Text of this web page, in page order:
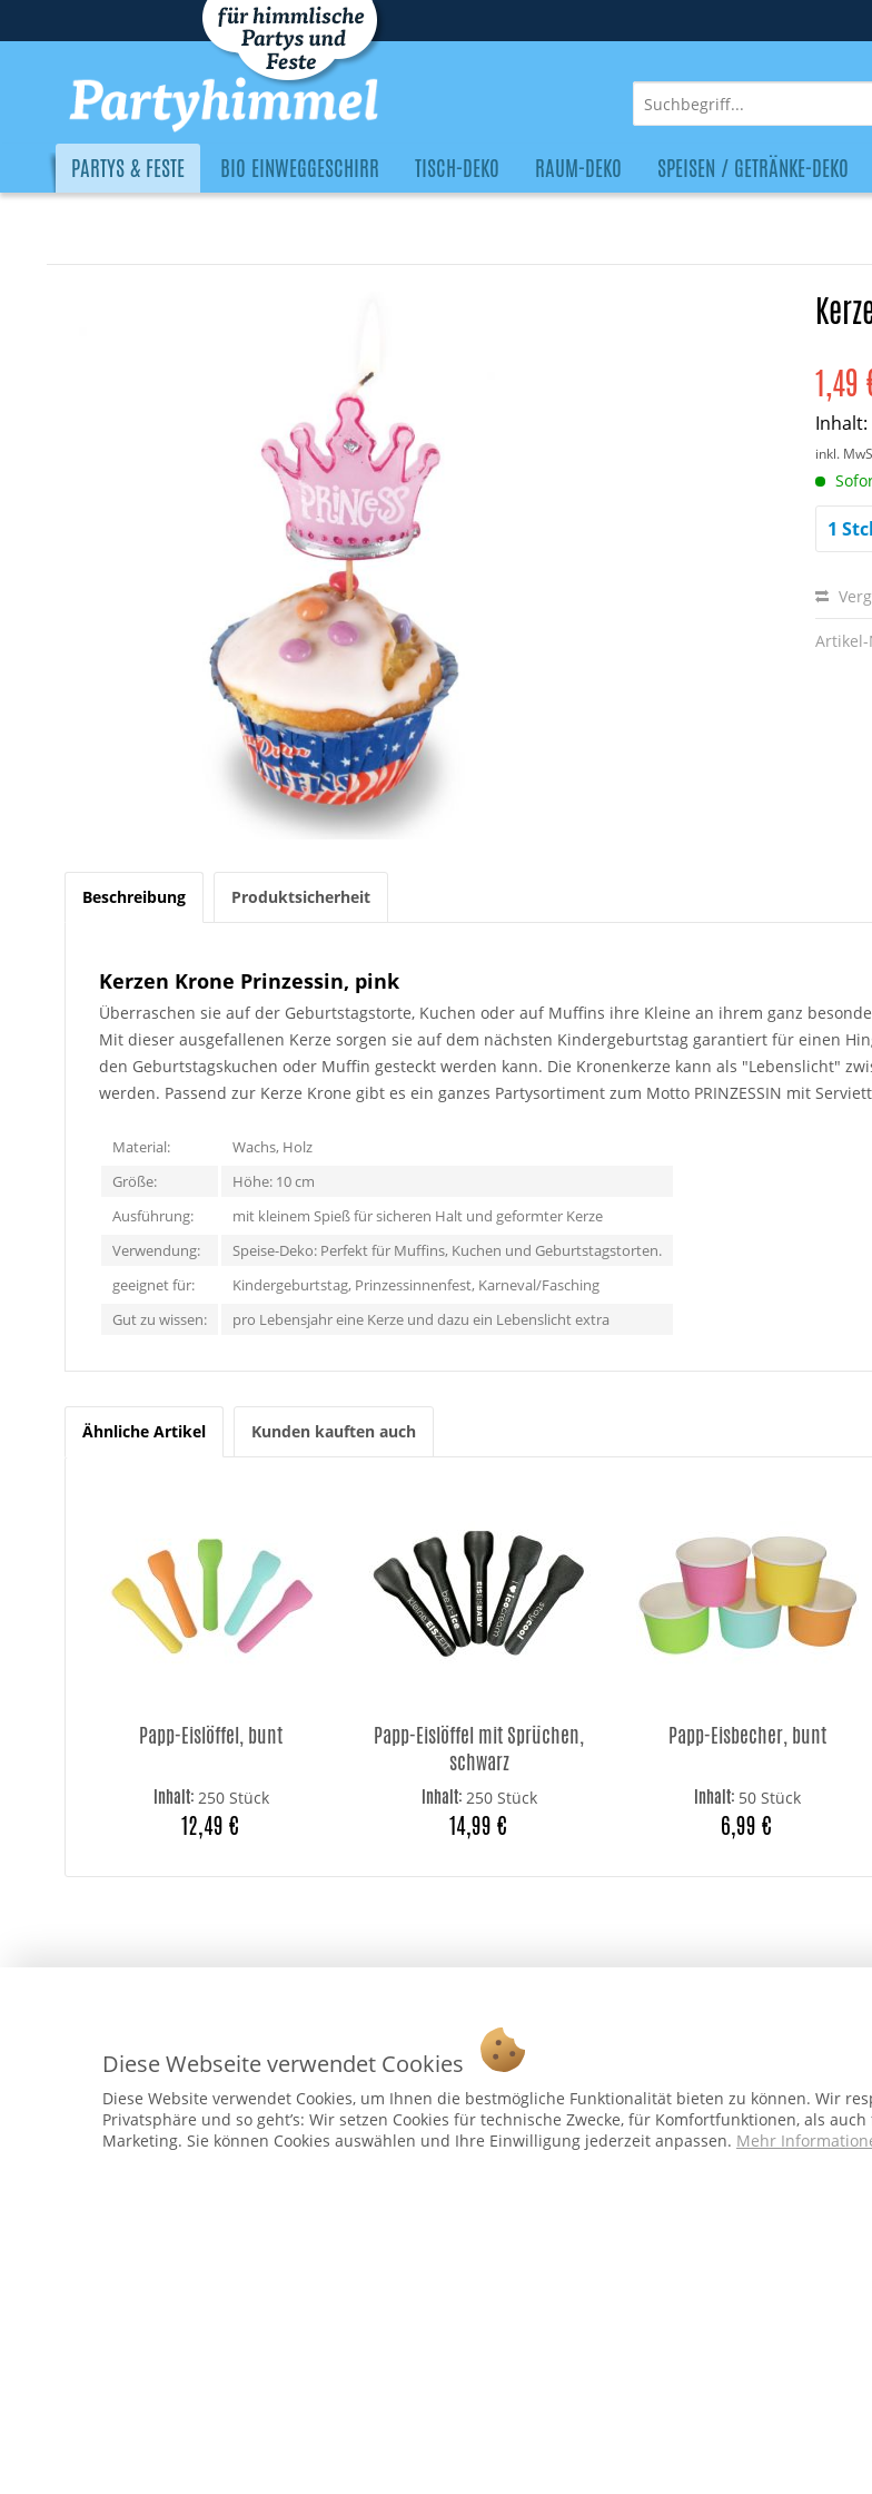
PARTYS & FESTE BIO EINWEGGESCHIRR TISCH-DEKO RAUM-DEKO SPEISEN / GETRÄNKE-DEKO
1,49
Inhalt:
inkl.
Artikel-
Beschreibung Produktsicherheit
Kerzen Krone Prinzessin, pink
Überraschen sie auf der Geburtstagstorte, Kuchen oder auf Muffins ihre Kleine an ihrem ganz
Mit dieser ausgefallenen Kerze sorgen sie auf dem nächsten Kindergeburtstag garantiert für einen
den Geburtstagskuchen oder Muffin gesteckt werden kann. Die Kronenkerze kann als "Lebenslicht"
werden. Passend zur Kerze Krone gibt es ein ganzes Partysortiment zum Motto PRINZESSIN mit
Material:
Wachs, Holz
Größe:
Höhe: 10 cm
Ausführung:
mit kleinem Spieß für sicheren Halt und geformter Kerze
Verwendung:
Speise-Deko: Perfekt für Muffins, Kuchen und Geburtstagstorten.
geeignet für:
Kindergeburtstag, Prinzessinnenfest, Karneval/Fasching
Gut zu wissen:
pro Lebensjahr eine Kerze und dazu ein Lebenslicht extra
Ähnliche Artikel Kunden kauften auch
Papp-Eislöffel, bunt
Inhalt: 250 Stück
12,49 €
Papp-Eislöffel mit Sprüchen,
schwarz
Inhalt: 250 Stück
14,99 €
Papp-Eisbecher, bunt
Inhalt: 50 Stück
6,99 €
Service Hotline Shop Service
Diese Webseite verwendet Cookies
Diese Website verwendet Cookies, um Ihnen die bestmögliche Funktionalität bieten zu können. Wir
Privatsphäre und so geht’s: Wir setzen Cookies für technische Zwecke, für Komfortfunktionen, als
Marketing. Sie können Cookies auswählen und Ihre Einwilligung jederzeit anpassen. Mehr